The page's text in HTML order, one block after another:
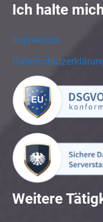
Ich halte
Impressum
Weitere